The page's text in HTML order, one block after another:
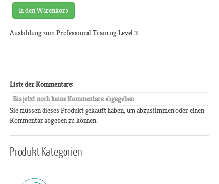
In den Warenkorb
Ausbildung zum Professional Training Level 3
Liste der Kommentare:
Bis jetzt noch keine Kommentare abgegeben
Sie müssen dieses Produkt gekauft haben, um abzustimmen oder einen
Kommentar abgeben zu können.
ProduktKategorien